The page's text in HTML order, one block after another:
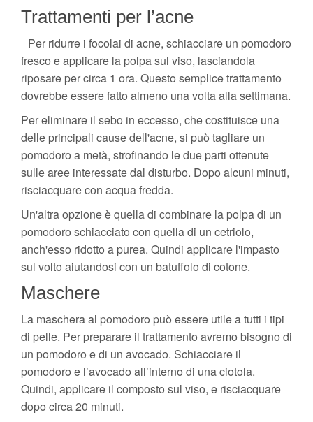
Trattamenti per l’acne
Per ridurre i focolai di acne, schiacciare un pomodoro
fresco e applicare la polpa sul viso, lasciandola
riposare per circa 1 ora. Questo semplice trattamento
dovrebbe essere fatto almeno una volta alla settimana.
Per eliminare il sebo in eccesso, che costituisce una
delle principali cause dell'acne, si può tagliare un
pomodoro a metà, strofinando le due parti ottenute
sulle aree interessate dal disturbo. Dopo alcuni minuti,
risciacquare con acqua fredda.
Un'altra opzione è quella di combinare la polpa di un
pomodoro schiacciato con quella di un cetriolo,
anch'esso ridotto a purea. Quindi applicare l'impasto
sul volto aiutandosi con un batuffolo di cotone.
Maschere
La maschera al pomodoro può essere utile a tutti i tipi
di pelle. Per preparare il trattamento avremo bisogno di
un pomodoro e di un avocado. Schiacciare il
pomodoro e l’avocado all’interno di una ciotola.
Quindi, applicare il composto sul viso, e risciacquare
dopo circa 20 minuti.